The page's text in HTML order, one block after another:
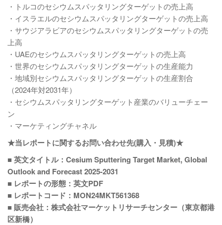
・トルコのセシウムスパッタリングターゲットの売上高
・イスラエルのセシウムスパッタリングターゲットの売上高
・サウジアラビアのセシウムスパッタリングターゲットの売
上高
・UAEのセシウムスパッタリングターゲットの売上高
・世界のセシウムスパッタリングターゲットの生産能力
・地域別セシウムスパッタリングターゲットの生産割合
（2024年対2031年）
・セシウムスパッタリングターゲット産業のバリューチェー
ン
・マーケティングチャネル
★当レポートに関するお問い合わせ先(購入・見積)★
■ 英文タイトル：Cesium Sputtering Target Market, Global
Outlook and Forecast 2025-2031
■ レポートの形態：英文PDF
■ レポートコード：MON24MKT561368
■ 販売会社：株式会社マーケットリサーチセンター（東京都港
区新橋）